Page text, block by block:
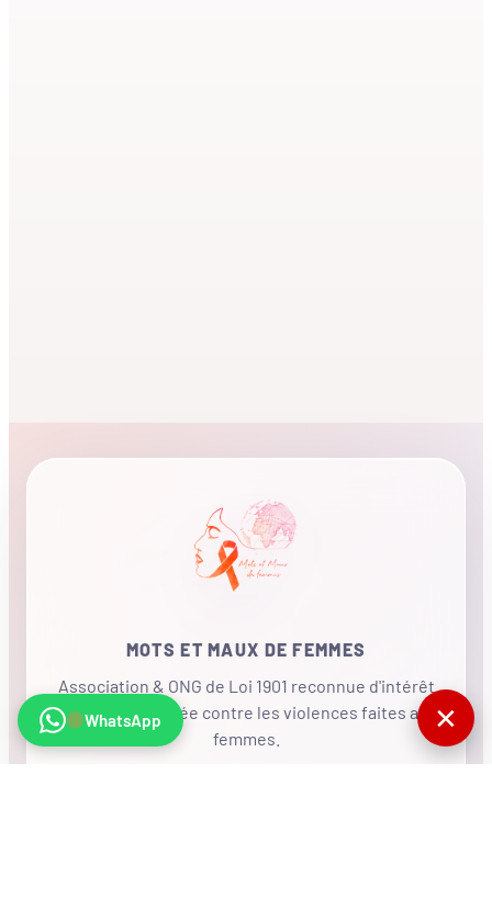
MOTS ET MAUX DE FEMMES
Association & ONG de Loi 1901 reconnue d'intérêt
général, mobilisée contre les violences faites aux
femmes.
WhatsApp ✕